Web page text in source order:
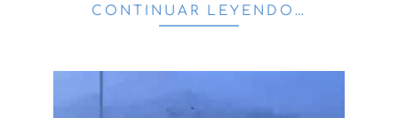
CONTINUAR LEYENDO…